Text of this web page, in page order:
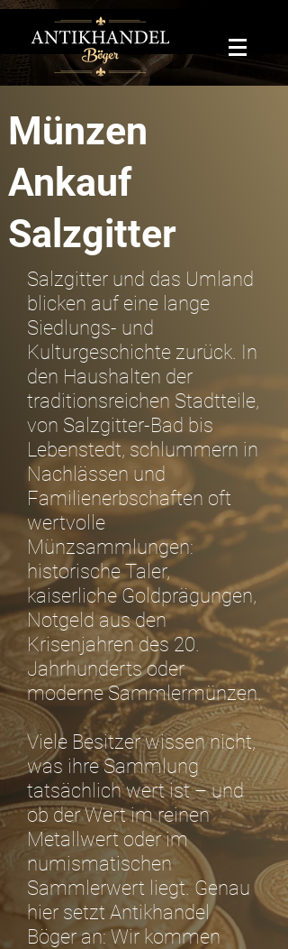
Münzen
Ankauf
Salzgitter
Salzgitter und das Umland
blicken auf eine lange
Siedlungs- und
Kulturgeschichte zurück. In
den Haushalten der
traditionsreichen Stadtteile,
von Salzgitter-Bad bis
Lebenstedt, schlummern in
Nachlässen und
Familienerbschaften oft
wertvolle
Münzsammlungen:
historische Taler,
kaiserliche Goldprägungen,
Notgeld aus den
Krisenjahren des 20.
Jahrhunderts oder
moderne Sammlermünzen.
Viele Besitzer wissen nicht,
was ihre Sammlung
tatsächlich wert ist – und
ob der Wert im reinen
Metallwert oder im
numismatischen
Sammlerwert liegt. Genau
hier setzt Antikhandel
Böger an: Wir kommen